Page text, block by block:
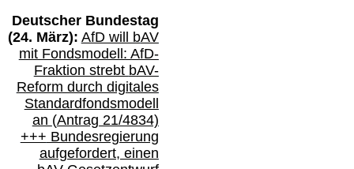
Deutscher Bundestag
(24. März): AfD will bAV
mit Fondsmodell: AfD-
Fraktion strebt bAV-
Reform durch digitales
Standardfondsmodell
an (Antrag 21/4834)
+++ Bundesregierung
aufgefordert, einen